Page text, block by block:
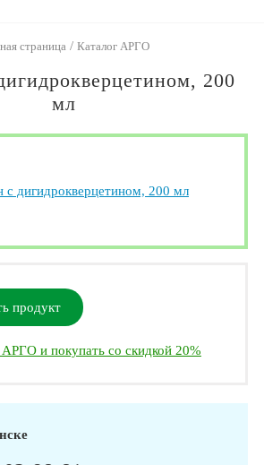
страница / Каталог АРГО
200
мл
продукт
и покупать со скидкой 20%